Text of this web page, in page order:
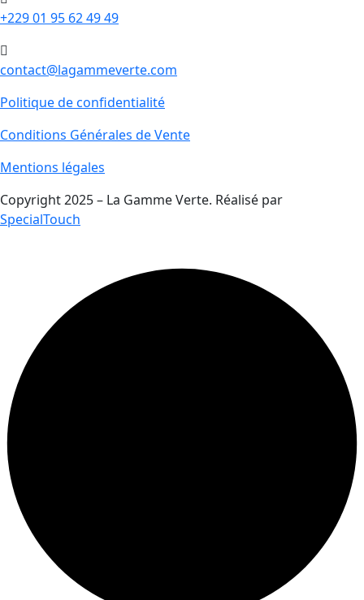
+229 01 95 62 49 49
contact@lagammeverte.com
Politique de confidentialité
Conditions Générales de Vente
Mentions légales
Copyright 2025 – La Gamme Verte. Réalisé par
SpecialTouch